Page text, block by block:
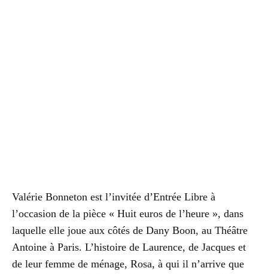
Valérie Bonneton est l’invitée d’Entrée Libre à
l’occasion de la pièce « Huit euros de l’heure », dans
laquelle elle joue aux côtés de Dany Boon, au Théâtre
Antoine à Paris. L’histoire de Laurence, de Jacques et
de leur femme de ménage, Rosa, à qui il n’arrive que